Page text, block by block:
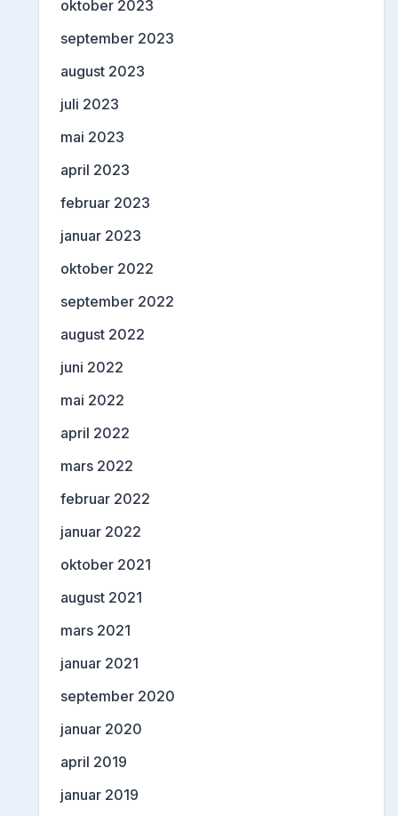
oktober 2023
september 2023
august 2023
juli 2023
mai 2023
april 2023
februar 2023
januar 2023
oktober 2022
september 2022
august 2022
juni 2022
mai 2022
april 2022
mars 2022
februar 2022
januar 2022
oktober 2021
august 2021
mars 2021
januar 2021
september 2020
januar 2020
april 2019
januar 2019